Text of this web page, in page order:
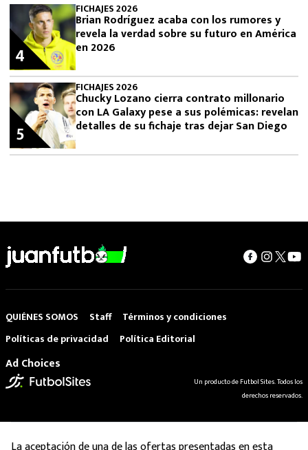
FICHAJES 2026
Brian Rodríguez acaba con los rumores y
revela la verdad sobre su futuro en América
en 2026
4
FICHAJES 2026
Chucky Lozano cierra contrato millonario
con LA Galaxy pese a sus polémicas: revelan
detalles de su fichaje tras dejar San Diego
5
QUIÉNES SOMOS Staff
Términos y condiciones
Políticas de privacidad
Política Editorial
Ad Choices
Un producto de Futbol Sites. Todos los
derechos reservados.